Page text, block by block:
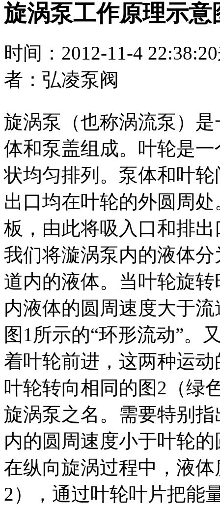
旋涡泵工作原理示意
时间： 2012-11-4 22:38:20
者： 弘凌泵阀
旋涡泵（也称涡流泵）
体和泵盖组成。叶轮是
状均匀排列。泵体和叶
出口均在叶轮的外圆周
板，由此将吸入口和排
我们将漩涡泵内的液体
道内的液体。当叶轮旋
内液体的圆周速度大于
图1所示的“环形流动”。
着叶轮前进，这两种运
叶轮转向相同的图2（绿
旋涡泵之名。需要特别
内的圆周速度小于叶轮
在纵向旋涡过程中，液
2），通过叶轮叶片把能